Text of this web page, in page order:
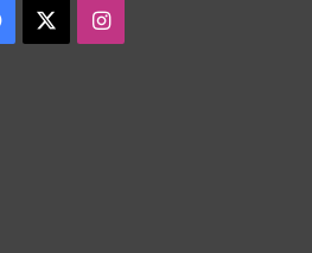
Facebook Instagram